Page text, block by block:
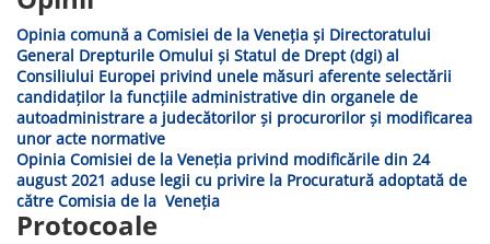
Opinia comună a Comisiei de la Veneția și Directoratului
General Drepturile Omului și Statul de Drept (dgi) al
Consiliului Europei privind unele măsuri aferente selectării
candidaților la funcțiile administrative din organele de
autoadministrare a judecătorilor și procurorilor și modificarea
unor acte normative
Opinia Comisiei de la Veneția privind modificările din 24
august 2021 aduse legii cu privire la Procuratură adoptată de
către Comisia de la Veneția
Protocoale